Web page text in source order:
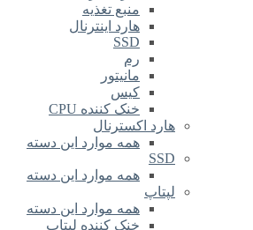
منبع تغذیه
هارد اینترنال
SSD
رم
مانیتور
کیس
خنک کننده CPU
هارد اکسترنال
همه موارد این دسته
SSD
همه موارد این دسته
لپتاپ
همه موارد این دسته
خنک کننده لپتاپ